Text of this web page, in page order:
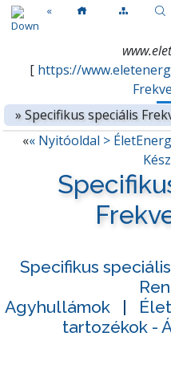
«
[ https://
» Specifikus speciális
«« Nyitóoldal >
Specifikus
Agyhullámok|
tartozékok -